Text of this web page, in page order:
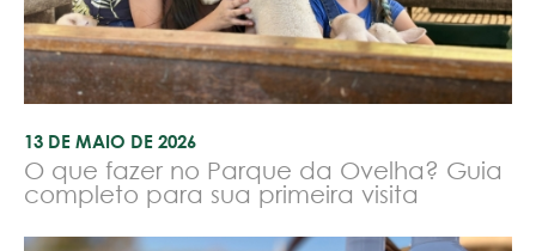
13 DE MAIO DE 2026
O que fazer no Parque da Ovelha? Guia
completo para sua primeira visita